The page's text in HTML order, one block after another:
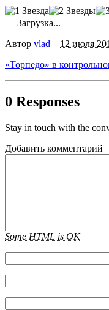
Загрузка...
Автор vlad – 12 июля
«Торпедо» в
0 Responses
Stay in touch with the
Добавить комментарий
Some HTML is OK